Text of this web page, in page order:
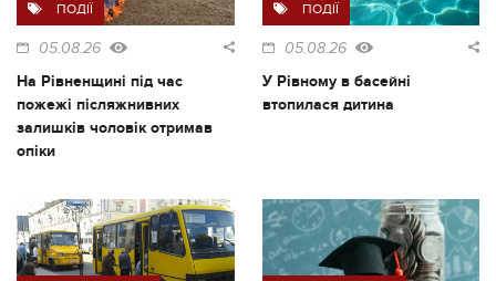
ПОДІЇ
05.08.26
На Рівненщині під час
пожежі післяжнивних
залишків чоловік отримав
опіки
ПОДІЇ
05.08.26
У Рівному в басейні
втопилася дитина